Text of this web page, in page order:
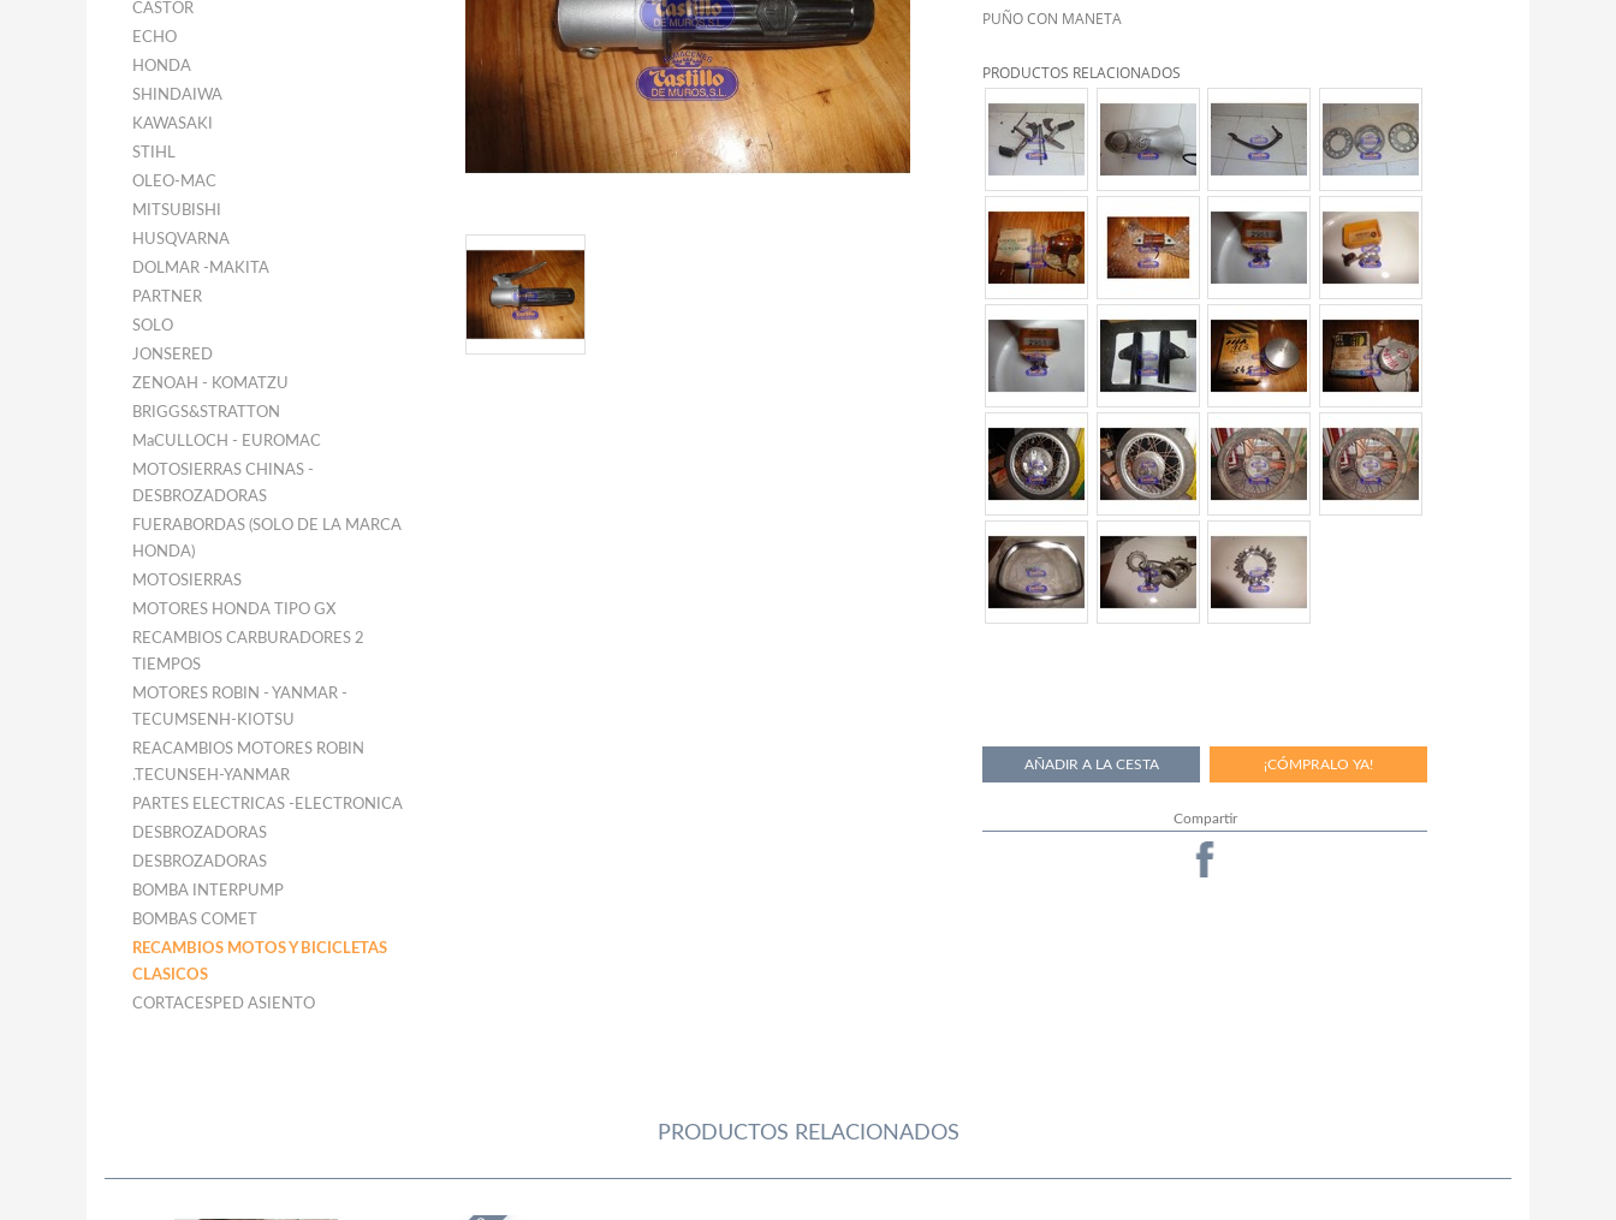
CASTOR
ECHO
HONDA
SHINDAIWA
KAWASAKI
STIHL
OLEO-MAC
MITSUBISHI
HUSQVARNA
DOLMAR -MAKITA
PARTNER
SOLO
JONSERED
ZENOAH - KOMATZU
BRIGGS&STRATTON
MaCULLOCH - EUROMAC
MOTOSIERRAS CHINAS -
DESBROZADORAS
FUERABORDAS (SOLO DE LA MARCA
HONDA)
MOTOSIERRAS
MOTORES HONDA TIPO GX
RECAMBIOS CARBURADORES 2
TIEMPOS
MOTORES ROBIN - YANMAR -
TECUMSENH-KIOTSU
REACAMBIOS MOTORES ROBIN
.TECUNSEH-YANMAR
PARTES ELECTRICAS -ELECTRONICA
DESBROZADORAS
DESBROZADORAS
BOMBA INTERPUMP
BOMBAS COMET
RECAMBIOS MOTOS Y BICICLETAS
CLASICOS
CORTACESPED ASIENTO
PUÑO CON MANETA
PRODUCTOS RELACIONADOS
Compartir
PRODUCTOS RELACIONADOS